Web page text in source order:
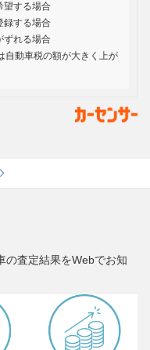
望する場合
録する場合
ずれる場合
自動車税の額が大きく上が
の査定結果をWebでお知